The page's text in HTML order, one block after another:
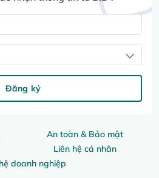
An toàn & Bảo mật
Liên hệ cá nhân
doanh nghiệp
Đăng ký